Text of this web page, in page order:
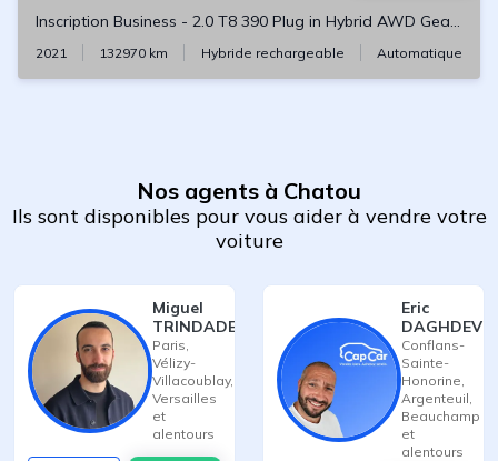
Inscription Business - 2.0 T8 390 Plug in Hybrid AWD Geartronic8
2021 132970 km Hybride rechargeable Automatique
Nos agents à Chatou
Ils sont disponibles pour vous aider à vendre votre
voiture
Miguel
TRINDADE
Paris,
Vélizy-
Villacoublay,
Versailles
et
alentours
Eric
Conflans-
Sainte-
Honorine,
Argenteuil,
Beauchamp
et
alentours